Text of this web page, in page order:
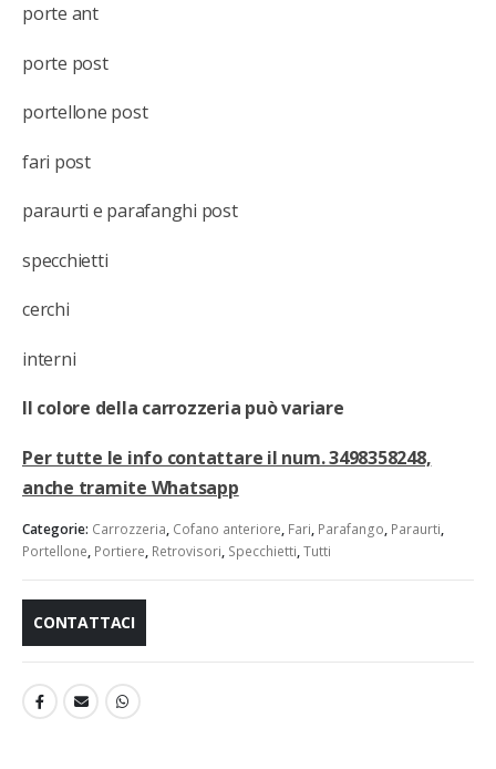
porte ant
porte post
portellone post
fari post
paraurti e parafanghi post
specchietti
cerchi
interni
Il colore della carrozzeria può variare
Per tutte le info contattare il num. 3498358248,
anche tramite Whatsapp
Categorie: Carrozzeria, Cofano anteriore, Fari, Parafango, Paraurti,
Portellone, Portiere, Retrovisori, Specchietti,Tutti
CONTATTACI